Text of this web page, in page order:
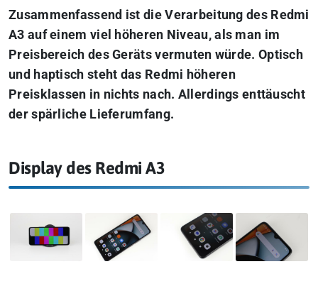
Zusammenfassend ist die Verarbeitung des Redmi
A3 auf einem viel höheren Niveau, als man im
Preisbereich des Geräts vermuten würde. Optisch
und haptisch steht das Redmi höheren
Preisklassen in nichts nach. Allerdings enttäuscht
der spärliche Lieferumfang.
Display des Redmi A3